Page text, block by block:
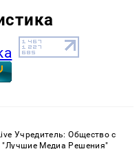
Учредитель: Общество с
"Лучшие Медиа Решения"